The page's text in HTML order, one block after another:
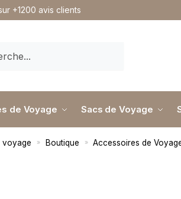
+1200 avis clients
de Voyage Sacs de Voyage
voyage » Boutique » Accessoires de